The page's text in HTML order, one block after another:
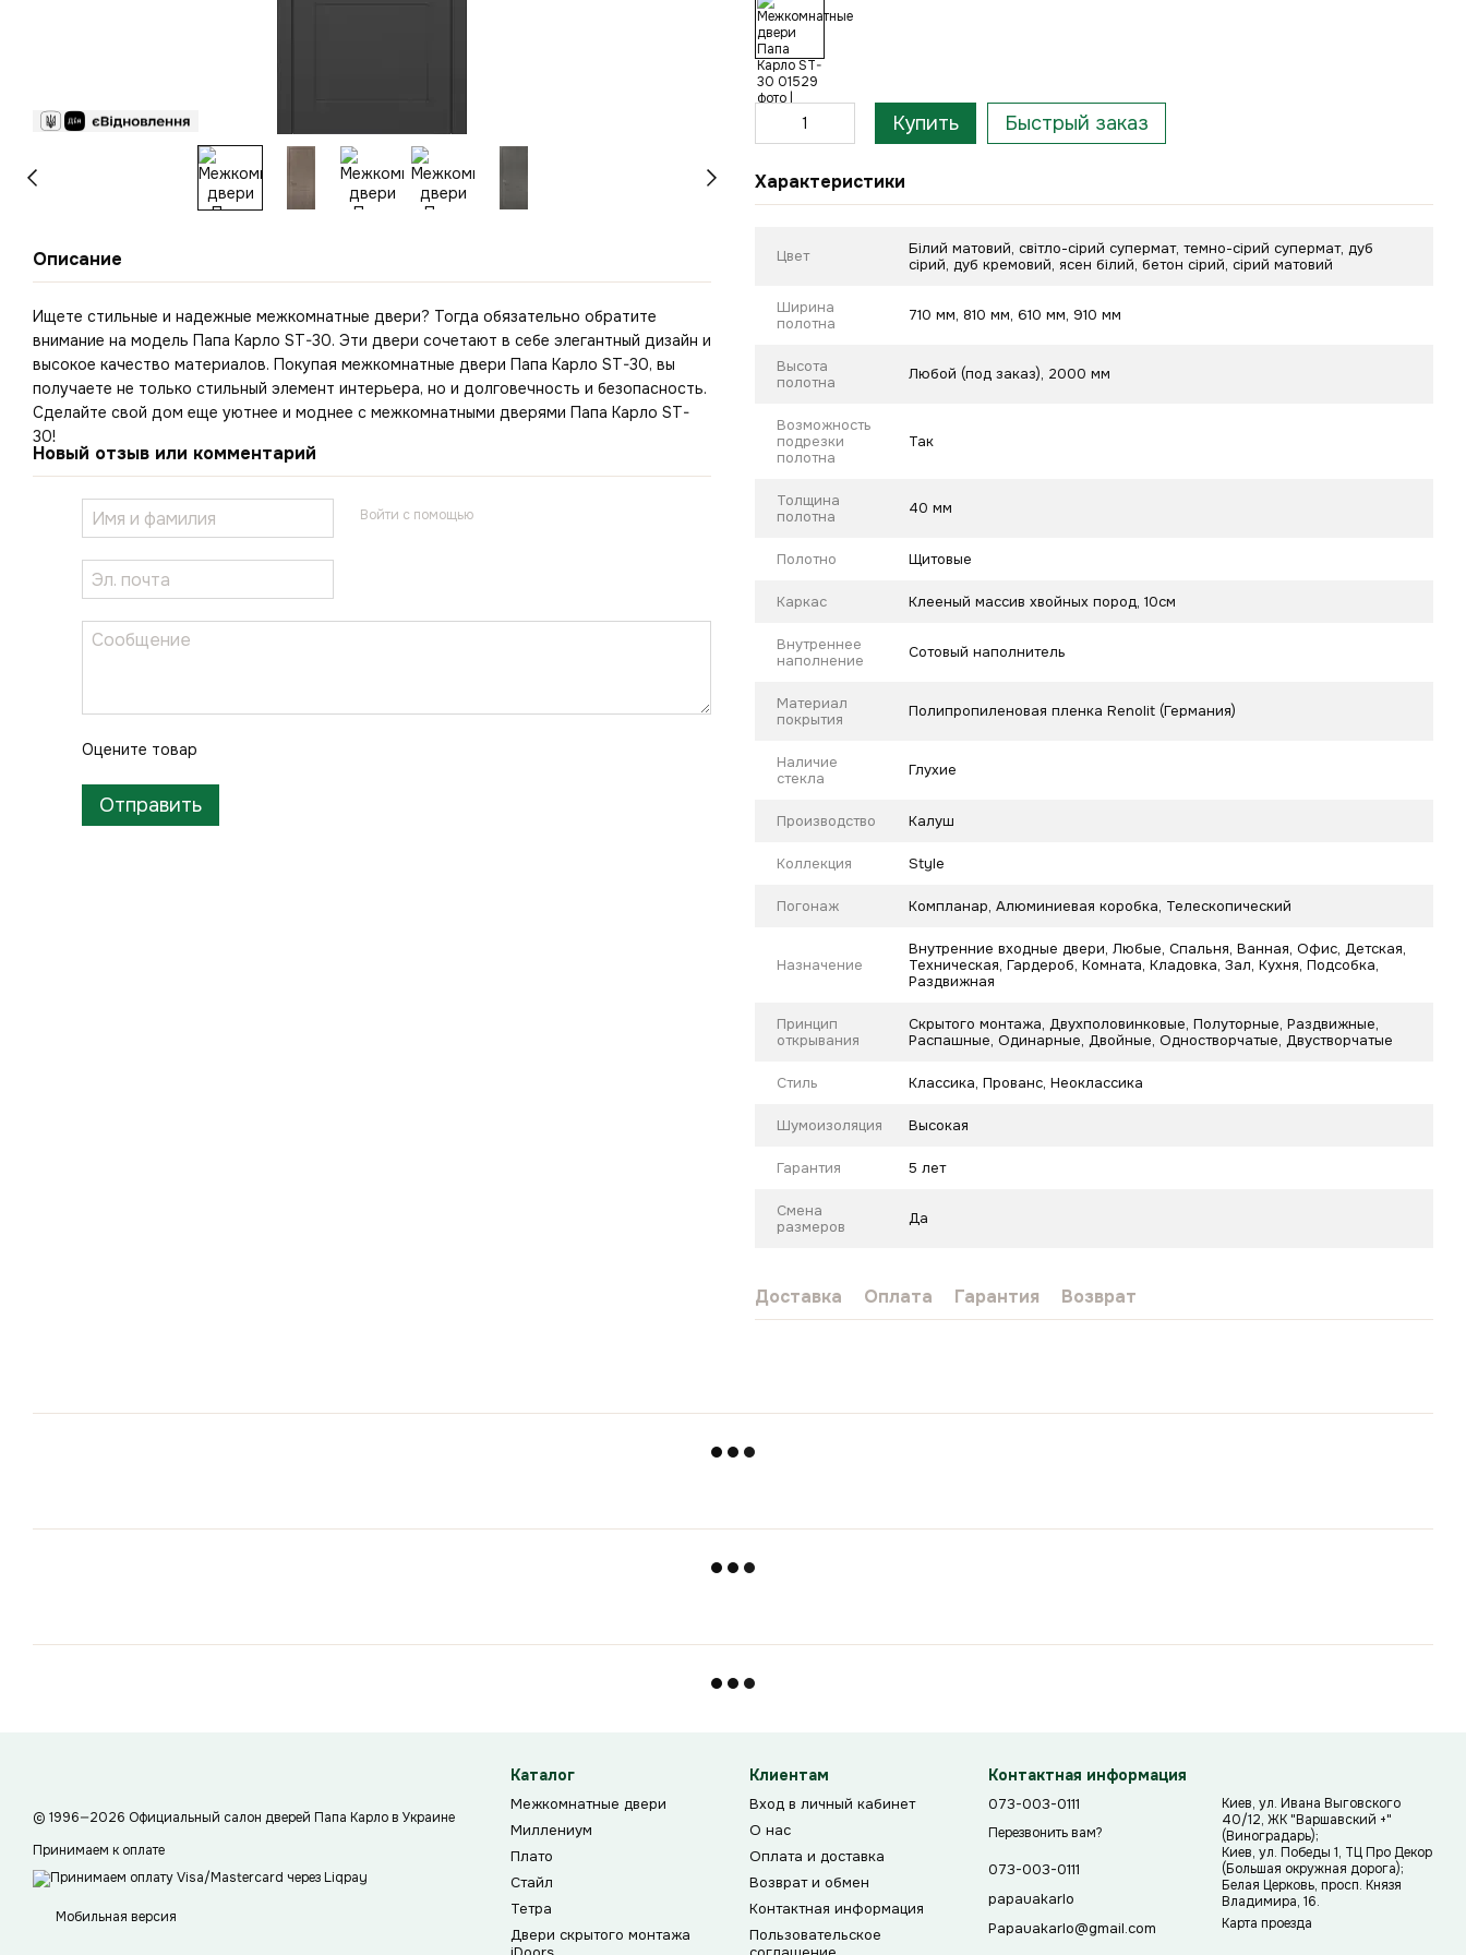
Описание
Ищете стильные и надежные межкомнатные двери? Тогда обязательно обратите
внимание на модель Папа Карло ST-30. Эти двери сочетают в себе элегантный дизайн и
высокое качество материалов. Покупая межкомнатные двери Папа Карло ST-30, вы
получаете не только стильный элемент интерьера, но и долговечность и безопасность.
Сделайте свой дом еще уютнее и моднее с межкомнатными дверями Папа Карло ST-
30!
Новый отзыв или комментарий
Войти с помощью
Оцените товар
Отправить
Купить Быстрый заказ
Характеристики
Цвет
Білий матовий, світло-сірий супермат, темно-сірий супермат, дуб
сірий, дуб кремовий, ясен білий, бетон сірий, сірий матовий
Ширина
полотна
710 мм, 810 мм, 610 мм, 910 мм
Высота
полотна
Любой (под заказ), 2000 мм
Возможность
подрезки
полотна
Так
Толщина
полотна
40 мм
Полотно Щитовые
Каркас Клееный массив хвойных пород, 10см
Внутреннее
наполнение
Сотовый наполнитель
Материал
покрытия
Полипропиленовая пленка Renolit (Германия)
Наличие
стекла
Глухие
Производство Калуш
Коллекция Style
Погонаж Компланар, Алюминиевая коробка, Телескопический
Назначение
Внутренние входные двери, Любые, Спальня, Ванная, Офис, Детская,
Техническая, Гардероб, Комната, Кладовка, Зал, Кухня, Подсобка,
Раздвижная
Принцип
открывания
Скрытого монтажа, Двухполовинковые, Полуторные, Раздвижные,
Распашные, Одинарные, Двойные, Одностворчатые, Двустворчатые
Стиль Классика, Прованс, Неоклассика
Шумоизоляция Высокая
Гарантия 5 лет
Смена
размеров
Да
Доставка Оплата Гарантия Возврат
© 1996—2026 Официальный салон дверей Папа Карло в Украине
Принимаем к оплате
Мобильная версия
Каталог
Межкомнатные двери
Миллениум
Плато
Стайл
Тетра
Двери скрытого монтажа
Клиентам
Вход в личный кабинет
О нас
Оплата и доставка
Возврат и обмен
Контактная информация
Пользовательское
Контактная информация
073-003-0111
Перезвонить вам?
073-003-0111
papauakarlo
Papauakarlo@gmail.com
Киев, ул. Ивана Выговского
40/12, ЖК "Варшавский +"
(Виноградарь);
Киев, ул. Победы 1, ТЦ Про Декор
(Большая окружная дорога);
Белая Церковь, просп. Князя
Владимира, 16.
Карта проезда